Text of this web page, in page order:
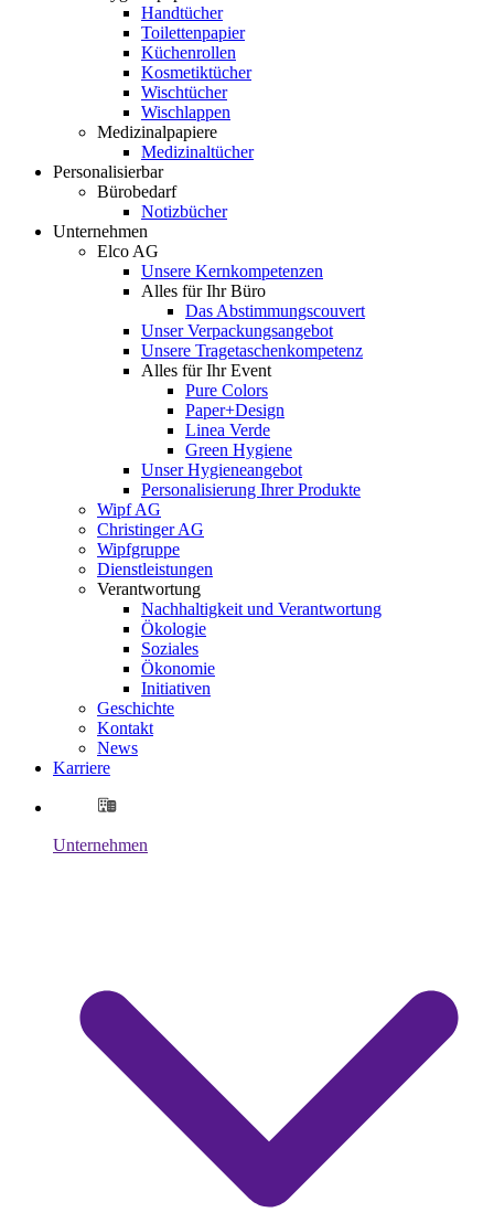
Handtücher
Toilettenpapier
Küchenrollen
Kosmetiktücher
Wischtücher
Wischlappen
Medizinalpapiere
Medizinaltücher
Personalisierbar
Bürobedarf
Notizbücher
Unternehmen
Elco AG
Unsere Kernkompetenzen
Alles für Ihr Büro
Das Abstimmungscouvert
Unser Verpackungsangebot
Unsere Tragetaschenkompetenz
Alles für Ihr Event
Pure Colors
Paper+Design
Linea Verde
Green Hygiene
Unser Hygieneangebot
Personalisierung Ihrer Produkte
Wipf AG
Christinger AG
Wipfgruppe
Dienstleistungen
Verantwortung
Nachhaltigkeit und Verantwortung
Ökologie
Soziales
Ökonomie
Initiativen
Geschichte
Kontakt
News
Karriere
Unternehmen